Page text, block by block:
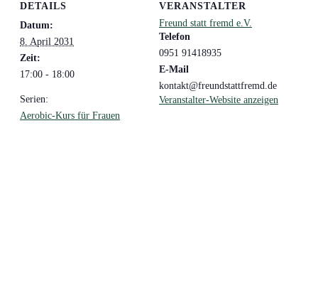
DETAILS
Datum:
8. April 2031
Zeit:
17:00 - 18:00
Serien:
Aerobic-Kurs für Frauen
VERANSTALTER
Freund statt fremd e.V.
Telefon
0951 91418935
E-Mail
kontakt@freundstattfremd.de
Veranstalter-Website anzeigen